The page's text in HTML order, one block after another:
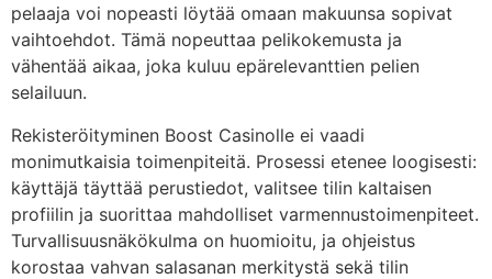
pelaaja voi nopeasti löytää omaan makuunsa sopivat
vaihtoehdot. Tämä nopeuttaa pelikokemusta ja
vähentää aikaa, joka kuluu epärelevanttien pelien
selailuun.
Rekisteröityminen Boost Casinolle ei vaadi
monimutkaisia toimenpiteitä. Prosessi etenee loogisesti:
käyttäjä täyttää perustiedot, valitsee tilin kaltaisen
profiilin ja suorittaa mahdolliset varmennustoimenpiteet.
Turvallisuusnäkökulma on huomioitu, ja ohjeistus
korostaa vahvan salasanan merkitystä sekä tilin